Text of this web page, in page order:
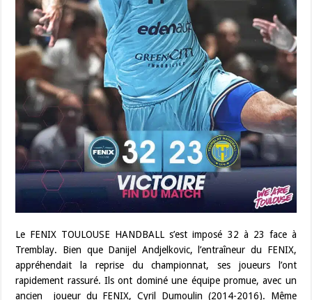
Le FENIX TOULOUSE HANDBALL s’est imposé 32 à 23 face à
Tremblay. Bien que Danijel Andjelkovic, l’entraîneur du FENIX,
appréhendait la reprise du championnat, ses joueurs l’ont
rapidement rassuré. Ils ont dominé une équipe promue, avec un
ancien joueur du FENIX, Cyril Dumoulin (2014-2016). Même